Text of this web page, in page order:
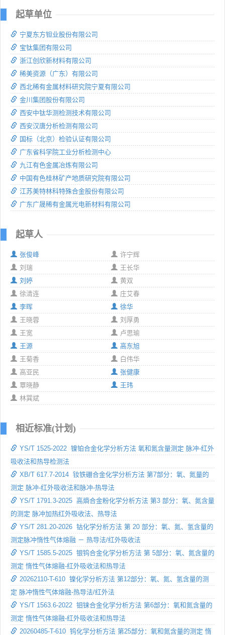
起草单位
宁夏东方钽业股份有限公司
宝钛集团有限公司
浙江创欣新材料有限公司
稀美资源（广东）有限公司
西北稀有金属材料研究院宁夏有限公司
金川集团股份有限公司
西安中钛华测检测技术有限公司
西安汉唐分析检测有限公司
国标（北京）检验认证有限公司
广东省科学院工业分析检测中心
九江有色金属冶炼有限公司
中国有色桂林矿产地质研究院有限公司
江苏美特林科特殊合金股份有限公司
广东广晟稀有金属光电新材料有限公司
起草人
张俊峰
许宁辉
刘瑞
王长华
刘婷
黄双
徐清连
庄艾春
李晖
徐华
王晓蓉
刘厚勇
王宽
卢思瑜
王源
高东旭
王菊香
白伟华
高亚民
张健康
覃晓静
王玮
林巽斌
相近标准(计划)
YS/T 1525-2022 镍铂合金化学分析方法 氧和氮含量测定 脉冲-红外
吸收法和热导检测法
XB/T 617.7-2014 钕铁硼合金化学分析方法 第7部分：氧、氮量的
测定 脉冲-红外吸收法和脉冲-热导法
YS/T 1791.3-2025 高熵合金粉化学分析方法 第3 部分：氧、氮含量
的测定 脉冲加热红外吸收法、热导法
YS/T 281.20-2026 钴化学分析方法 第 20 部分：氧、氮、氢含量的
测定脉冲惰性气体熔融 － 热导法/红外吸收法
YS/T 1585.5-2025 银钨合金化学分析方法 第 5部分：氧、氮含量的
测定 惰性气体熔融-红外吸收法和热导法
20262110-T-610 镍化学分析方法 第12部分：氧、氮、氢含量的测
定 脉冲惰性气体熔融-热导法/红外法
YS/T 1563.6-2022 钼铼合金化学分析方法 第6部分：氧和氮含量的
测定 惰性气体熔融-红外吸收法和热导法
20260485-T-610 钨化学分析方法 第25部分：氧和氮含量的测定 惰